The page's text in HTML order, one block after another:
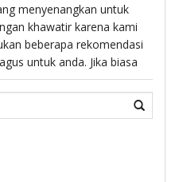
menyenangkan untuk
khawatir karena kami
beberapa rekomendasi
untuk anda. Jika biasa